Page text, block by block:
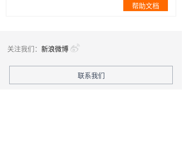
帮助文档